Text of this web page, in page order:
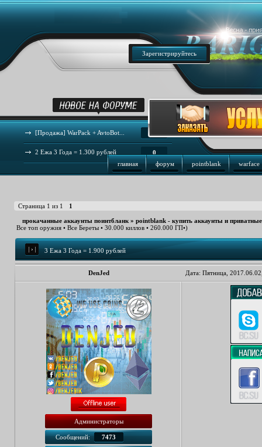
Зарегистрируйтесь
44
[Продажа] WarPack + AvtoBot...
0
2 Ежа 3 Года = 1.300 рублей
главная
форум pointblank warface
Страница 1 из 1 1
прокачанные аккаунты поинтбланк » pointblank - купить аккаунты и
Все топ оружия • Все Береты • 30.000 киллов • 260.000 ГП•)
3 Ежа 3 Года = 1.900 рублей
DenJed Дата: Пятница,
Администраторы
Сообщений: 7473